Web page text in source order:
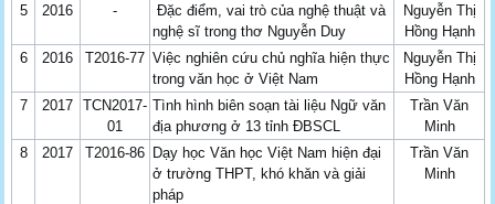
5 2016 -
Đặc điểm, vai trò của nghệ thuật và
nghệ sĩ trong thơ Nguyễn Duy
Nguyễn Thị
Hồng Hạnh
6
2016 T2016-77 Việc nghiên cứu chủ nghĩa hiện thực
trong văn học ở Việt Nam
Nguyễn Thị
Hồng Hạnh
7
2017
TCN2017-
01
Tình hình biên soạn tài liệu Ngữ văn
địa phương ở 13 tỉnh ĐBSCL
Trần Văn
Minh
8
2017 T2016-86 Dạy học Văn học Việt Nam hiện đại
ở trường THPT, khó khăn và giải
pháp
Trần Văn
Minh